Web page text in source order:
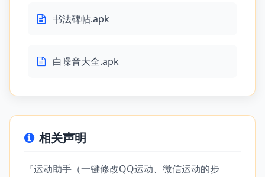
书法碑帖.apk
白噪音大全.apk
相关声明
『运动助手（一键修改QQ运动、微信运动的步